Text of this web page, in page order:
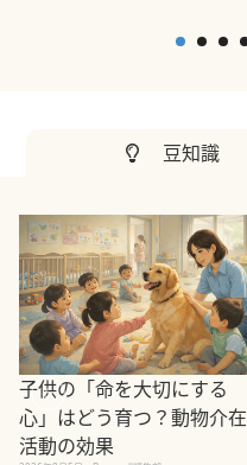
豆知識
子供の「命を大切にする
心」はどう育つ？動物介在
活動の効果